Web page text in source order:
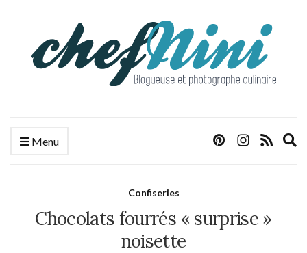
Menu
Confiseries
Chocolats fourrés « surprise »
noisette